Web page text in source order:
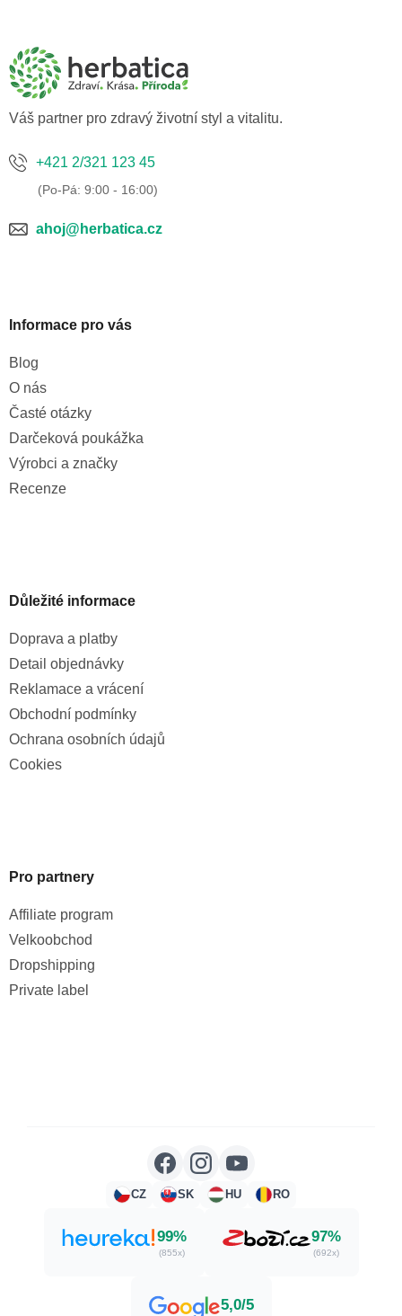
a
Váš partner pro zdravý životní styl a vitalitu.
+421 2/321 123 45
ahoj@herbatica.cz
Informace pro vás
Blog
O nás
Časté otázky
Darčeková poukážka
Výrobci a značky
Recenze
Důležité informace
Doprava a platby
Detail objednávky
Reklamace a vrácení
Obchodní podmínky
Ochrana osobních údajů
Cookies
Pro partnery
Affiliate program
Velkoobchod
Dropshipping
Private label
CZ SK HU RO
99%
(855x)
97%
(692x)
5,0/5